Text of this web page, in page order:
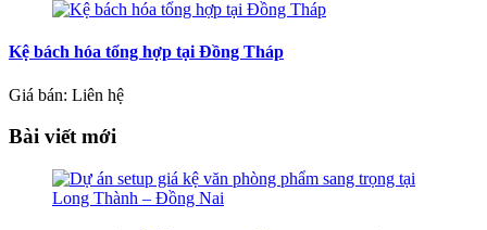
Kệ bách hóa tổng hợp tại Đồng Tháp
Giá bán: Liên hệ
Bài viết mới